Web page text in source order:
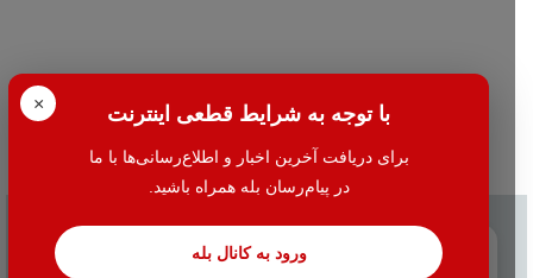
× با توجه به شرایط قطعی اینترنت
برای دریافت آخرین اخبار و اطلاع‌رسانی‌ها با ما
در پیام‌رسان بله همراه باشید.
ورود به کانال بله تماس با ما